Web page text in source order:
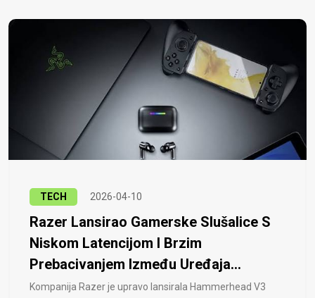
TECH 2026-04-10
Razer Lansirao Gamerske Slušalice S
Niskom Latencijom I Brzim
Prebacivanjem Između Uređaja...
Kompanija Razer je upravo lansirala Hammerhead V3